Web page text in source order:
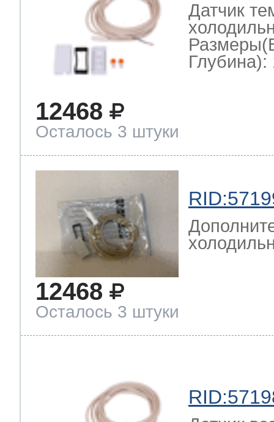
Датчик
Глубина):
12468
Осталось 3 штуки
12468
Осталось 3 штуки